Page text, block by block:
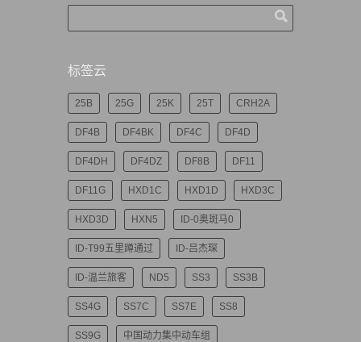
标签云
25B 25G 25K 25T CRH2A
DF4B DF4BK DF4C DF4D
DF4DH DF4DZ DF8B DF11
DF11G HXD1C HXD1D HXD3C
HXD3D HXN5 ID-0奥斑马0
ID-T99五里蹲通过 ID-吕杰琛
ID-温兰旅客 ND5 SS3 SS3B
SS4G SS7C SS7E SS8
SS9G 中国动力集中动车组